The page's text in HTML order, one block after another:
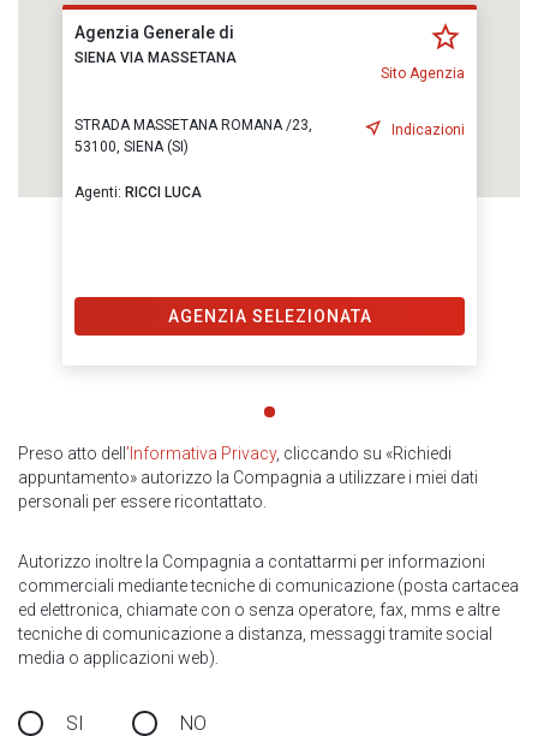
Agenzia Generale di
SIENA VIA MASSETANA
Sito Agenzia
STRADA MASSETANA ROMANA /23,
53100, SIENA (SI)
Indicazioni
Agenti: RICCI LUCA
AGENZIA SELEZIONATA
Preso atto dell ’Informativa Privacy, cliccando su «Richiedi
appuntamento» autorizzo la Compagnia a utilizzare i miei dati
personali per essere ricontattato.
Autorizzo inoltre la Compagnia a contattarmi per informazioni
commerciali mediante tecniche di comunicazione (posta cartacea
ed elettronica, chiamate con o senza operatore, fax, mms e altre
tecniche di comunicazione a distanza, messaggi tramite social
media o applicazioni web).
SI NO